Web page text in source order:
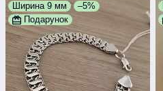
Ширина 9 мм
–5%
Подарунок